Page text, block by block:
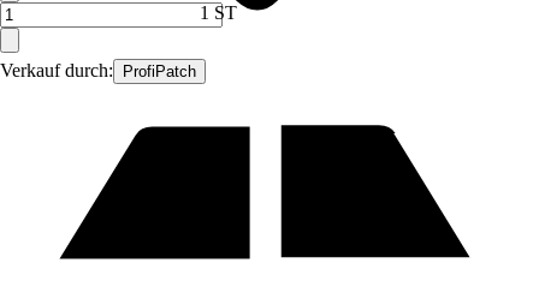
Verkauf durch: ProfiPatch
1 ST